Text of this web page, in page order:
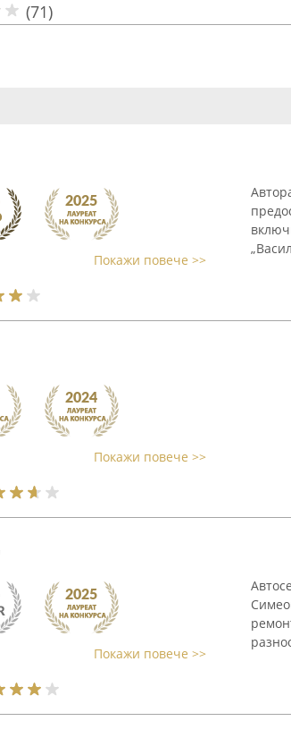
(71)
Покажи повече >>
Покажи повече >>
Покажи повече >>